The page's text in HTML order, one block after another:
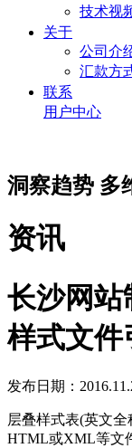
技术视
关于
公司介
汇款方
联系
用户中心
洞察趋势 多
资讯
长沙网站
样式文件
发布日期：
层叠样式表(英文全
HTML或XML等文